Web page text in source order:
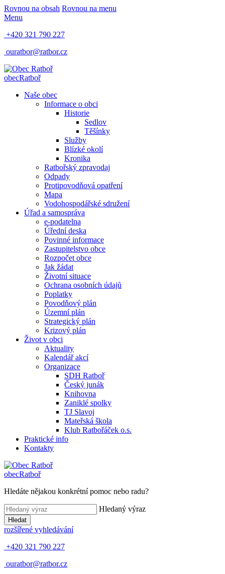
Rovnou na obsah Rovnou na menu
Menu
+420 321 790 227
ouratbor@ratbor.cz
obecRatboř
Naše obec
Informace o obci
Historie
Sedlov
Těšínky
Služby
Blízké okolí
Kronika
Ratbořský zpravodaj
Odpady
Protipovodňová opatření
Mapa
Vodohospodářské sdružení
Úřad a samospráva
e-podatelna
Úřední deska
Povinné informace
Zastupitelstvo obce
Rozpočet obce
Jak žádat
Životní situace
Ochrana osobních údajů
Poplatky
Povodňový plán
Územní plán
Strategický plán
Krizový plán
Život v obci
Aktuality
Kalendář akcí
Organizace
SDH Ratboř
Český junák
Knihovna
Zaniklé spolky
TJ Slavoj
Mateřská škola
Klub Ratbořáček o.s.
Praktické info
Kontakty
obecRatboř
Hledáte nějakou konkrétní pomoc nebo radu?
Hledaný výraz
Hledat
rozšířené vyhledávání
+420 321 790 227
ouratbor@ratbor.cz